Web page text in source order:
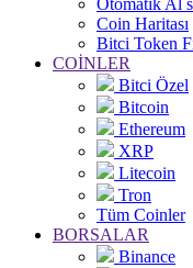
Otomatik Al
Coin Haritası
Bitci Token
COİNLER
Bitci Özel
Bitcoin
Ethereum
XRP
Litecoin
Tron
Tüm Coinler
BORSALAR
Binance